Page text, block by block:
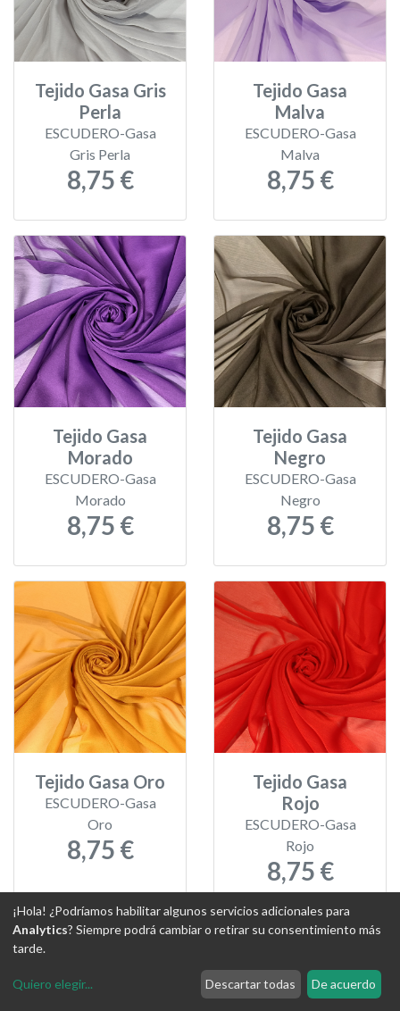
Tejido Gasa Gris
Perla
ESCUDERO-Gasa
Gris Perla
8,75 €
Tejido Gasa
Malva
ESCUDERO-Gasa
Malva
8,75 €
Tejido Gasa
Morado
ESCUDERO-Gasa
Morado
8,75 €
Tejido Gasa
Negro
ESCUDERO-Gasa
Negro
8,75 €
Tejido Gasa Oro
ESCUDERO-Gasa
Oro
8,75 €
Tejido Gasa
Rojo
ESCUDERO-Gasa
Rojo
8,75 €
¡Hola! ¿Podríamos habilitar algunos servicios adicionales para
Analytics? Siempre podrá cambiar o retirar su consentimiento más
tarde.
Quiero elegir... Descartar todas De acuerdo